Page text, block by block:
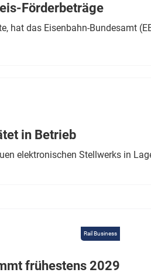
Förderbeträge
hat das Eisenbahn-Bundesamt
in Betrieb
elektronischen Stellwerks in
Rail Business
frühestens 2029